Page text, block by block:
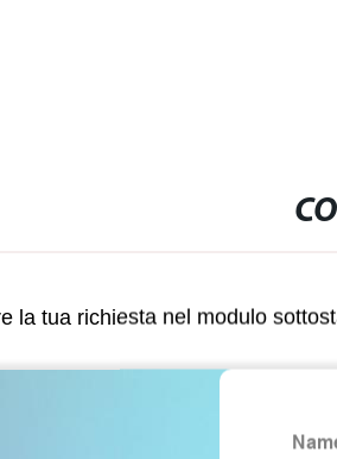
la tua richiesta nel modulo